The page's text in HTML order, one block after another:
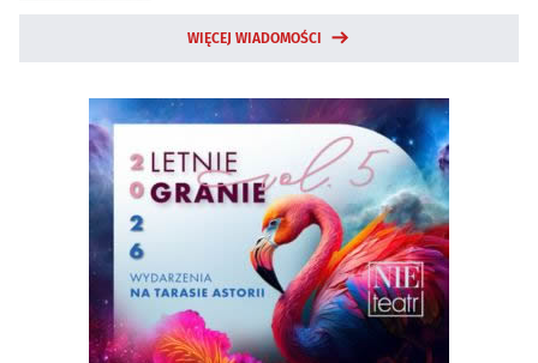
WIĘCEJ WIADOMOŚCI